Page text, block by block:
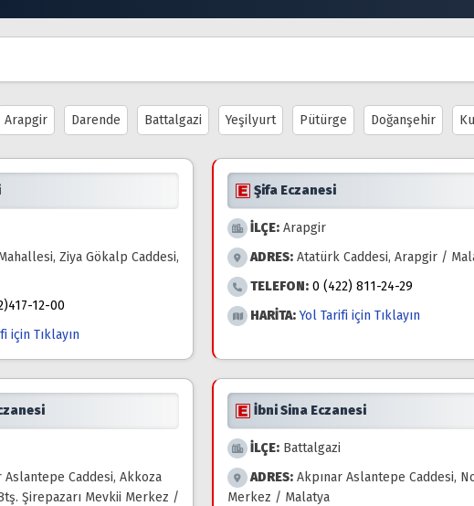
Arapgir Darende Battalgazi Yeşilyurt Pütürge Doğanşehir
Ziya Gökalp Caddesi,
12-00
için Tıklayın
Şifa Eczanesi
İLÇE: Arapgir
ADRES: Atatürk Caddesi, Arapgir /
TELEFON: 0 (422) 811-24-29
HARİTA: Yol Tarifi için Tıklayın
Aslantepe Caddesi, Akkoza
Şirepazarı Mevkii Merkez /
İbni Sina Eczanesi
İLÇE: Battalgazi
ADRES: Akpınar Aslantepe Caddesi,
Merkez / Malatya